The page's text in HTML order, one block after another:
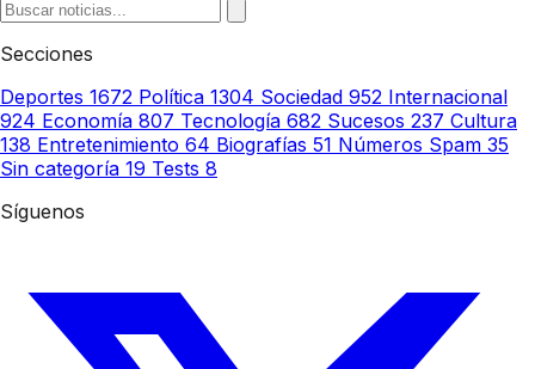
Secciones
Deportes 1672 Política 1304 Sociedad 952 Internacional
924 Economía 807 Tecnología 682 Sucesos 237 Cultura
138 Entretenimiento 64 Biografías 51 Números Spam 35
Sin categoría 19 Tests 8
Síguenos